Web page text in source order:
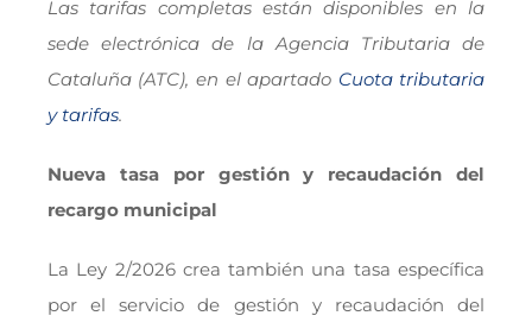
Las tarifas completas están disponibles en la
sede electrónica de la Agencia Tributaria de
Cataluña (ATC), en el apartado Cuota tributaria
y tarifas.
Nueva tasa por gestión y recaudación del
recargo municipal
La Ley 2/2026 crea también una tasa específica
por el servicio de gestión y recaudación del